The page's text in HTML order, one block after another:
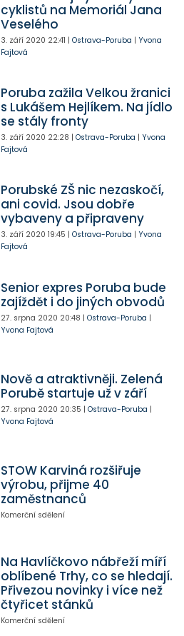
cyklistů na Memoriál Jana
Veselého
3. září 2020 22:41 | Ostrava-Poruba | Yvona
Fajtová
Poruba zažila Velkou žranici
s Lukášem Hejlíkem. Na jídlo
se stály fronty
3. září 2020 22:28 | Ostrava-Poruba | Yvona
Fajtová
Porubské ZŠ nic nezaskočí,
ani covid. Jsou dobře
vybaveny a připraveny
3. září 2020 19:45 | Ostrava-Poruba | Yvona
Fajtová
Senior expres Poruba bude
zajíždět i do jiných obvodů
27. srpna 2020 20:48 | Ostrava-Poruba |
Yvona Fajtová
Nově a atraktivněji. Zelená
Porubě startuje už v září
27. srpna 2020 20:35 | Ostrava-Poruba |
Yvona Fajtová
STOW Karviná rozšiřuje
výrobu, přijme 40
zaměstnanců
Komerční sdělení
Na Havlíčkovo nábřeží míří
oblíbené Trhy, co se hledají.
Přivezou novinky i více než
čtyřicet stánků
Komerční sdělení